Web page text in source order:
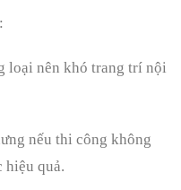
loại nên khó trang trí nội
nếu thi công không
hiệu quả.